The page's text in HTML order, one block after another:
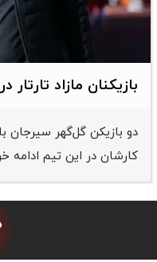
بازیکنان مازاد
دو بازیکن گل‌گهر سیرجان
کارشان در این تیم ادامه